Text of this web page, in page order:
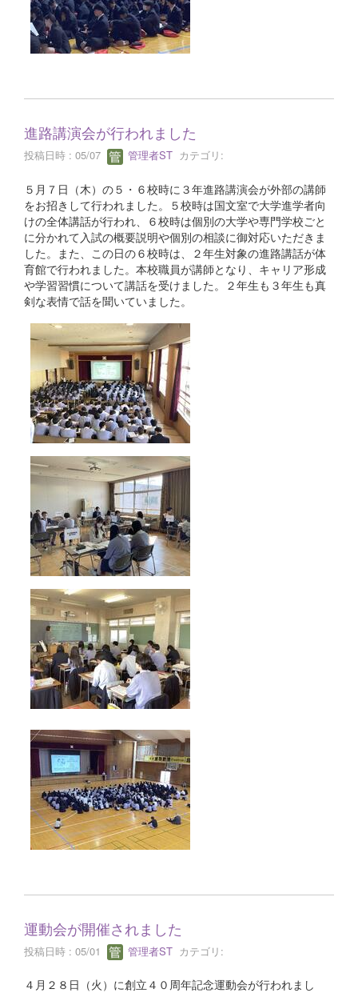
進路講演会が行われました
投稿日時 : 05/07 管理者ST カテゴリ:
５月７日（木）の５・６校時に３年進路講演会が外部の講師
をお招きして行われました。５校時は国文室で大学進学者向
けの全体講話が行われ、６校時は個別の大学や専門学校ごと
に分かれて入試の概要説明や個別の相談に御対応いただきま
した。また、この日の６校時は、２年生対象の進路講話が体
育館で行われました。本校職員が講師となり、キャリア形成
や学習習慣について講話を受けました。２年生も３年生も真
剣な表情で話を聞いていました。
運動会が開催されました
投稿日時 : 05/01 管理者ST カテゴリ:
４月２８日（火）に創立４０周年記念運動会が行われまし